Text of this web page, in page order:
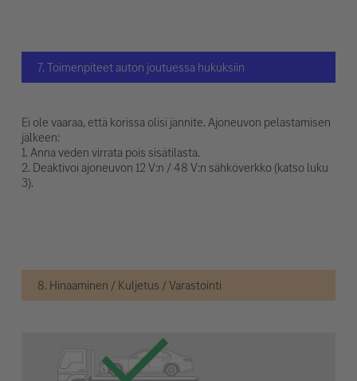
7. Toimenpiteet auton joutuessa hukuksiin
Ei ole vaaraa, että korissa olisi jännite. Ajoneuvon pelastamisen
jälkeen:
1. Anna veden virrata pois sisätilasta.
2. Deaktivoi ajoneuvon 12 V:n / 48 V:n sähköverkko (katso luku
3).
8. Hinaaminen / Kuljetus / Varastointi